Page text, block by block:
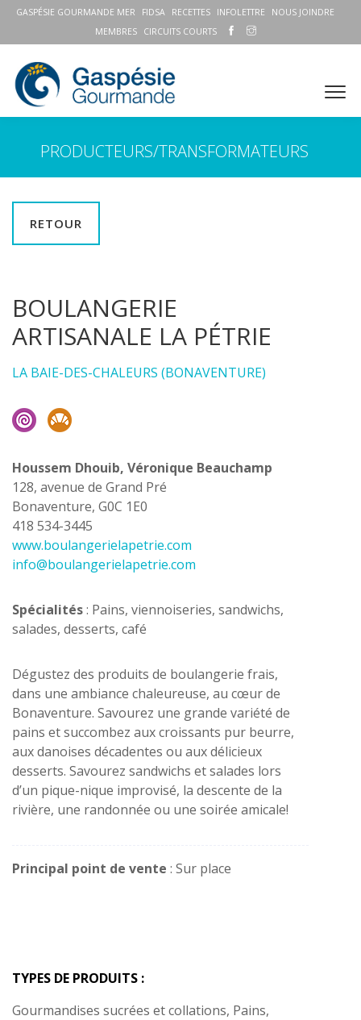
GASPÉSIE GOURMANDE MER FIDSA RECETTES INFOLETTRE
NOUS JOINDRE
MEMBRES
CIRCUITS COURTS
PRODUCTEURS/TRANSFORMATEURS
RETOUR
BOULANGERIE
ARTISANALE LA PÉTRIE
LA BAIE-DES-CHALEURS (BONAVENTURE)
Houssem Dhouib, Véronique Beauchamp
128, avenue de Grand Pré
Bonaventure, G0C 1E0
418 534-3445
www.boulangerielapetrie.com
info@boulangerielapetrie.com
Spécialités: Pains, viennoiseries, sandwichs,
salades, desserts, café
Dégustez des produits de boulangerie frais,
dans une ambiance chaleureuse, au cœur de
Bonaventure. Savourez une grande variété de
pains et succombez aux croissants pur beurre,
aux danoises décadentes ou aux délicieux
desserts. Savourez sandwichs et salades lors
d’un pique-nique improvisé, la descente de la
rivière, une randonnée ou une soirée amicale!
Principal point de vente : Sur place
TYPES DE PRODUITS :
Gourmandises sucrées et collations, Pains,